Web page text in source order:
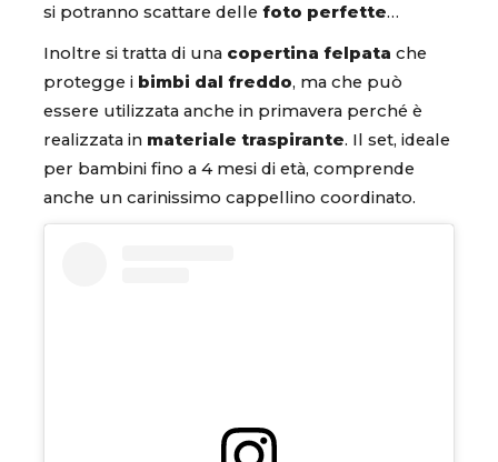
si potranno scattare delle foto perfette…
Inoltre si tratta di una copertina felpata che
protegge i bimbi dal freddo, ma che può
essere utilizzata anche in primavera perché è
realizzata in materiale traspirante. Il set, ideale
per bambini fino a 4 mesi di età, comprende
anche un carinissimo cappellino coordinato.